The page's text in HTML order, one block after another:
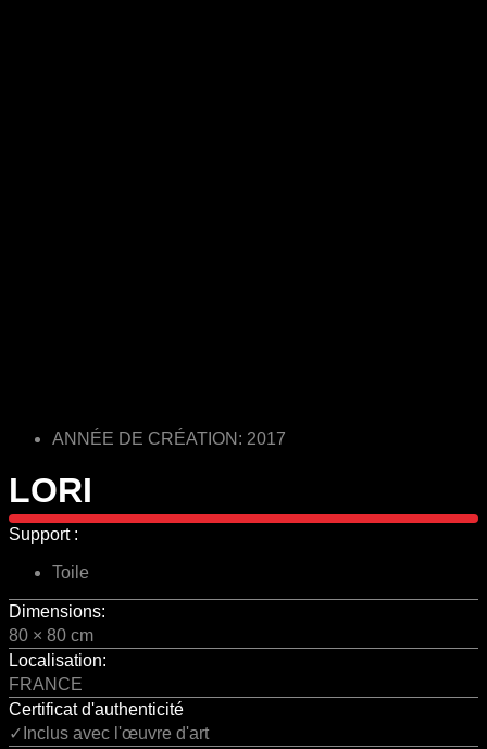
ANNÉE DE CRÉATION: 2017
LORI
Support :
Toile
Dimensions:
80 × 80 cm
Localisation:
FRANCE
Certificat d'authenticité
✓Inclus avec l'œuvre d'art